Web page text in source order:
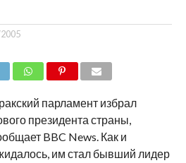
парламент избрал
президента страны,
BBC News. Как и
им стал бывший лидер